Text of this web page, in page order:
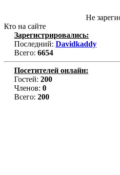
Не
Кто на сайте
Зарегистрировались:
Последний: Davidkaddy
Всего: 6654
Посетителей онлайн:
Гостей: 200
Членов: 0
Всего: 200